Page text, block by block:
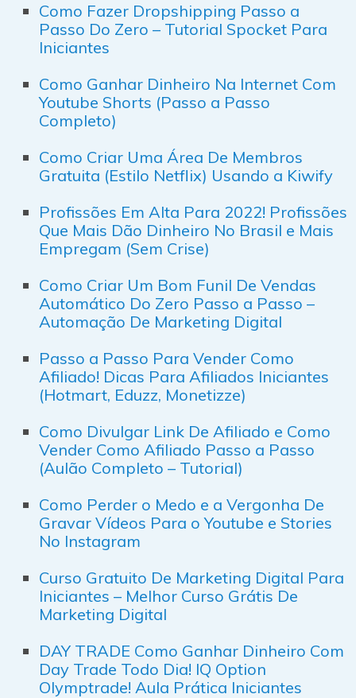
Como Fazer Dropshipping Passo a
Passo Do Zero – Tutorial Spocket Para
Iniciantes
Como Ganhar Dinheiro Na Internet Com
Youtube Shorts (Passo a Passo
Completo)
Como Criar Uma Área De Membros
Gratuita (Estilo Netflix) Usando a Kiwify
Profissões Em Alta Para 2022! Profissões
Que Mais Dão Dinheiro No Brasil e Mais
Empregam (Sem Crise)
Como Criar Um Bom Funil De Vendas
Automático Do Zero Passo a Passo –
Automação De Marketing Digital
Passo a Passo Para Vender Como
Afiliado! Dicas Para Afiliados Iniciantes
(Hotmart, Eduzz, Monetizze)
Como Divulgar Link De Afiliado e Como
Vender Como Afiliado Passo a Passo
(Aulão Completo – Tutorial)
Como Perder o Medo e a Vergonha De
Gravar Vídeos Para o Youtube e Stories
No Instagram
Curso Gratuito De Marketing Digital Para
Iniciantes – Melhor Curso Grátis De
Marketing Digital
DAY TRADE Como Ganhar Dinheiro Com
Day Trade Todo Dia! IQ Option
Olymptrade! Aula Prática Iniciantes